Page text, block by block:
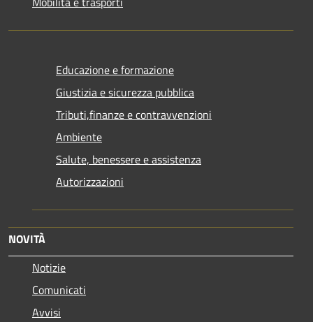
Educazione e formazione
Giustizia e sicurezza pubblica
Tributi,finanze e contravvenzioni
Ambiente
Salute, benessere e assistenza
Autorizzazioni
NOVITÀ
Notizie
Comunicati
Avvisi